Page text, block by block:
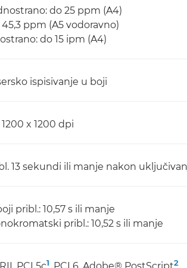
do 25 ppm (A4)
45,3 ppm (A5 vodoravno)
do 15 ipm (A4)
ispisivanje u boji
x 1200 dpi
13 sekundi ili manje nakon
pribl.: 10,57 s ili manje
pribl.: 10,52 s ili manje
1 2